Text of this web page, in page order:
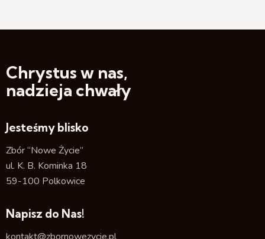
Chrystus w nas,
nadzieja chwały
Jesteśmy blisko
Zbór “Nowe Życie”
ul. K. B. Kominka 18
59-100 Polkowice
Napisz do Nas!